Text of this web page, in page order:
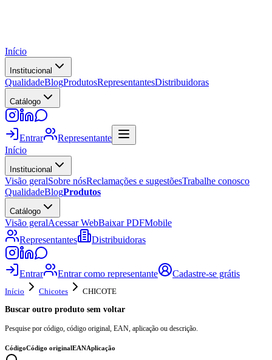
Início
Institucional
QualidadeBlogProdutosRepresentantesDistribuidoras
Catálogo
Entrar
Representante
Início
Institucional
Visão geralSobre nósReclamações e sugestõesTrabalhe conosco
QualidadeBlogProdutos
Catálogo
Visão geralAcessar WebBaixar PDFMobile
Representantes
Distribuidoras
Entrar Entrar como representante Cadastre-se grátis
Início Chicotes
CHICOTE
Buscar outro produto sem voltar
Pesquise por código, código original, EAN, aplicação ou descrição.
CódigoCódigo originalEANAplicação